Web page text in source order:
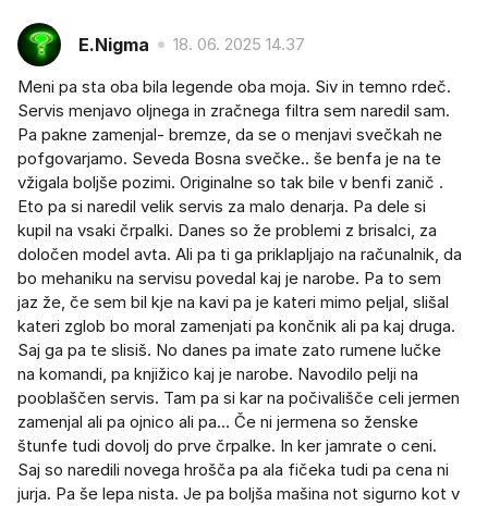
E.Nigma 18. 06. 2025 14.37
Meni pa sta oba bila legende oba moja. Siv in temno rdeč.
Servis menjavo oljnega in zračnega filtra sem naredil sam.
Pa pakne zamenjal- bremze, da se o menjavi svečkah ne
pofgovarjamo. Seveda Bosna svečke.. še benfa je na te
vžigala boljše pozimi. Originalne so tak bile v benfi zanič .
Eto pa si naredil velik servis za malo denarja. Pa dele si
kupil na vsaki črpalki. Danes so že problemi z brisalci, za
določen model avta. Ali pa ti ga priklapljajo na računalnik, da
bo mehaniku na servisu povedal kaj je narobe. Pa to sem
jaz že, če sem bil kje na kavi pa je kateri mimo peljal, slišal
kateri zglob bo moral zamenjati pa končnik ali pa kaj druga.
Saj ga pa te slisiš. No danes pa imate zato rumene lučke
na komandi, pa knjižico kaj je narobe. Navodilo pelji na
pooblaščen servis. Tam pa si kar na počivališče celi jermen
zamenjal ali pa ojnico ali pa... Če ni jermena so ženske
štunfe tudi dovolj do prve črpalke. In ker jamrate o ceni.
Saj so naredili novega hrošča pa ala fičeka tudi pa cena ni
jurja. Pa še lepa nista. Je pa boljša mašina not sigurno kot v